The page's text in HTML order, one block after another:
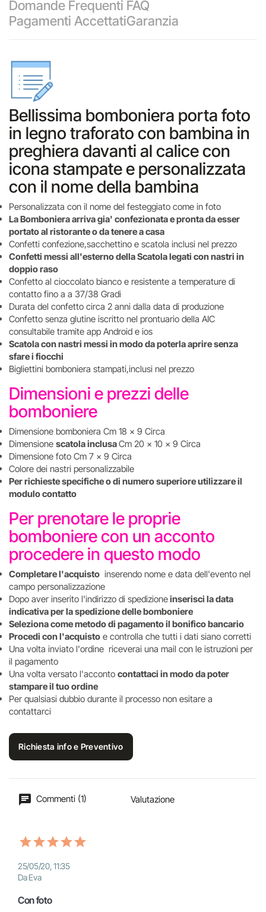
Domande Frequenti FAQ
Pagamenti AccettatiGaranzia
Bellissima bomboniera porta foto
in legno traforato con bambina in
preghiera davanti al calice con
icona stampate e personalizzata
con il nome della bambina
Personalizzata con il nome del festeggiato come in foto
La Bomboniera arriva gia' confezionata e pronta da esser
portato al ristorante o da tenere a casa
Confetti confezione,sacchettino e scatola inclusi nel prezzo
Confetti messi all'esterno della Scatola legati con nastri in
doppio raso
Confetto al cioccolato bianco e resistente a temperature di
contatto fino a a 37/38 Gradi
Durata del confetto circa 2 anni dalla data di produzione
Confetto senza glutine iscritto nel prontuario della AIC
consultabile tramite app Android e ios
Scatola con nastri messi in modo da poterla aprire senza
sfare i fiocchi
Bigliettini bomboniera stampati,inclusi nel prezzo
Dimensioni e prezzi delle
bomboniere
Dimensione bomboniera Cm 18 x 9 Circa
Dimensione scatola inclusaCm 20 x 10 x 9 Circa
Dimensione foto Cm 7 x 9 Circa
Colore dei nastri personalizzabile
Per richieste specifiche o di numero superiore utilizzare il
modulo contatto
Per prenotare le proprie
bomboniere con un acconto
procedere in questo modo
Completare l'acquisto inserendo nome e data dell'evento nel
campo personalizzazione
Dopo aver inserito l'indirizzo di spedizioneinserisci la data
indicativa per la spedizione delle bomboniere
Seleziona come metodo di pagamento il bonifico bancario
Procedi con l'acquisto e controlla che tutti i dati siano corretti
Una volta inviato l'ordine riceverai una mail con le istruzioni per
il pagamento
Una volta versato l'acconto contattaci in modo da poter
stampare il tuo ordine
Per qualsiasi dubbio durante il processo non esitare a
contattarci
Richiesta info e Preventivo
Commenti (1) Valutazione
25/05/20, 11:35
Da Eva
Con foto